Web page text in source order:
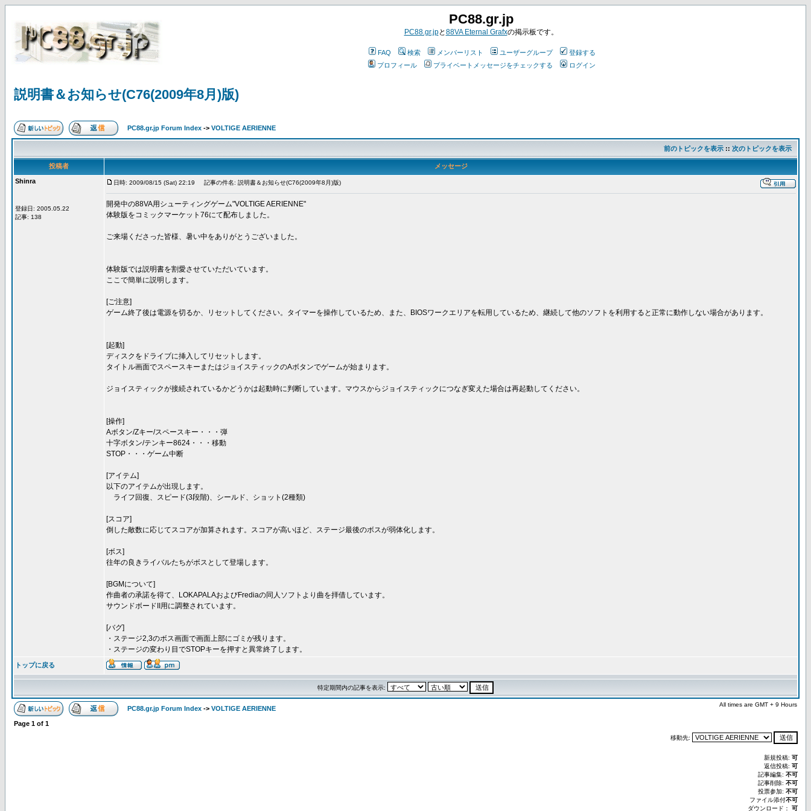
PC88.gr.jp
PC88.gr.jpと88VA Eternal Grafxの掲示板です。
FAQ 検索 メンバーリスト ユーザーグループ
登録する
プロフィール
プライベートメッセージをチェックする ログイン
説明書＆お知らせ(C76(2009年8月)版)
PC88.gr.jp Forum Index -> VOLTIGE AERIENNE
前のトピックを表示 :: 次のトピックを表示
投稿者 メッセージ
Shinra
登録日: 2005.05.22
記事: 138
日時: 2009/08/15 (Sat) 22:19 記事の件名: 説明書＆お知らせ(C76(2009年8月)版)
開発中の88VA用シューティングゲーム"VOLTIGE AERIENNE"
体験版をコミックマーケット76にて配布しました。
ご来場くださった皆様、暑い中をありがとうございました。
体験版では説明書を割愛させていただいています。
ここで簡単に説明します。
[ご注意]
ゲーム終了後は電源を切るか、リセットしてください。タイマーを操作しているため、また、BIOSワークエリアを転用しているため、継続して他のソフトを利用すると正常に動作しない場合があります。
[起動]
ディスクをドライブに挿入してリセットします。
タイトル画面でスペースキーまたはジョイスティックのAボタンでゲームが始まります。
ジョイスティックが接続されているかどうかは起動時に判断しています。マウスからジョイスティックにつなぎ変えた場合は再起動してください。
[操作]
Aボタン/Zキー/スペースキー・・・弾
十字ボタン/テンキー8624・・・移動
STOP・・・ゲーム中断
[アイテム]
以下のアイテムが出現します。
ライフ回復、スピード(3段階)、シールド、ショット(2種類)
[スコア]
倒した敵数に応じてスコアが加算されます。スコアが高いほど、ステージ最後のボスが弱体化します。
[ボス]
往年の良きライバルたちがボスとして登場します。
[BGMについて]
作曲者の承諾を得て、LOKAPALAおよびFrediaの同人ソフトより曲を拝借しています。
サウンドボードII用に調整されています。
[バグ]
・ステージ2,3のボス画面で画面上部にゴミが残ります。
・ステージの変わり目でSTOPキーを押すと異常終了します。
トップに戻る
特定期間内の記事を表示:
PC88.gr.jp Forum Index -> VOLTIGE AERIENNE
All times are GMT + 9 Hours
Page 1 of 1
移動先:
新規投稿: 可
返信投稿: 可
記事編集: 不可
記事削除: 不可
投票参加: 不可
ファイル添付不可
ダウンロード： 可